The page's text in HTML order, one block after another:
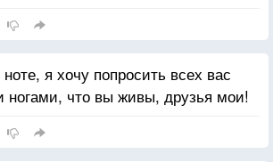
не попробовал бы такую траву.
я хочу попросить всех вас
ногами, что вы живы, друзья мои!